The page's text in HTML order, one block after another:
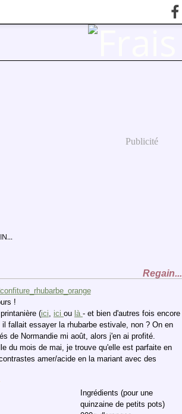
Publicité
Regain...
!
(ici, ici ou là - et bien d'autres fois encore
fallait essayer la rhubarbe estivale, non ? On en
de Normandie mi août, alors j'en ai profité.
du mois de mai, je trouve qu'elle est parfaite en
amer/acide en la mariant avec des
Ingrédients (pour une
quinzaine de petits pots)